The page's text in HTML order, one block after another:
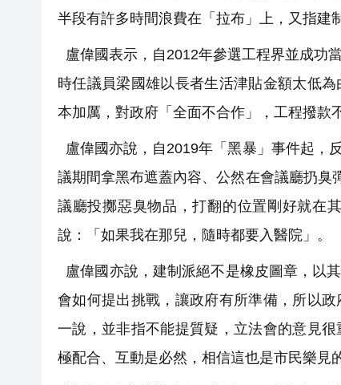
半段有許多時間浪費在「拉布」上，又指建
盧偉國表示，自2012年參選工程界並成功當
時任議員梁國雄以長者生活津貼金額太低為
本加厲，對政府「 全面不合作」，工程撥款
盧偉國亦說，自2019年「黑暴」事件起，
議期間拿黑布遮蓋內容、公然在會議廳扔臭
議廳投擲惡臭物品，打翻的位置剛好就在
說：「 如果我在那兒，隨時都要入醫院」。
盧偉國亦說，建制派絕不是橡皮圖章，以
會如何提出挑戰，讓政府有所準備， 所以政
一說，並非指不能提質疑，立法會的意見很
極配合、 互動是必然，相信這也是市民樂見